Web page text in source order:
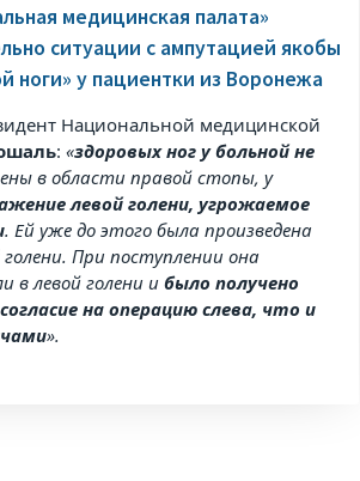
медицинская палата»
ситуации с ампутацией якобы
ноги» у пациентки из Воронежа
Национальной медицинской
:«здоровых ног у больной не
в области правой стопы, у
левой голени, угрожаемое
. Ей уже до этого была произведена
При поступлении она
в левой голени ибыло получено
на операцию слева, что и
».